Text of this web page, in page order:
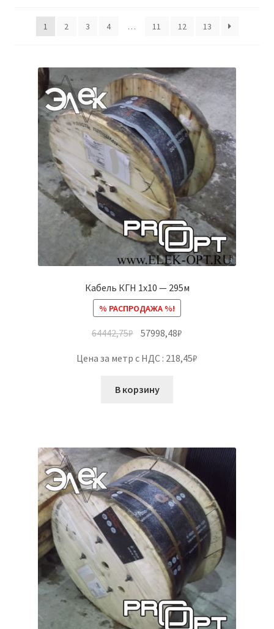
1 2 3 4 … 11 12 13
Кабель КГН 1х10 — 295м
% РАСПРОДАЖА %!
64442,75₽ 57998,48₽
Цена за метр с НДС : 218,45₽
В корзину